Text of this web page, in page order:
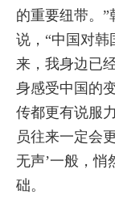
的重要纽带。
说，“中国对
来，我身边已
身感受中国的
传都更有说服
员往来一定会
无声’一般，
础。